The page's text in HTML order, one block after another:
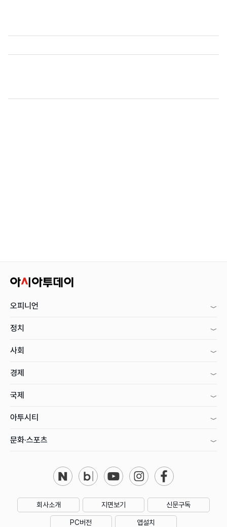
오피니언
정치
사회
경제
국제
아투시티
문화·스포츠
회사소개 지면보기 신문구독
PC버전 앱설치